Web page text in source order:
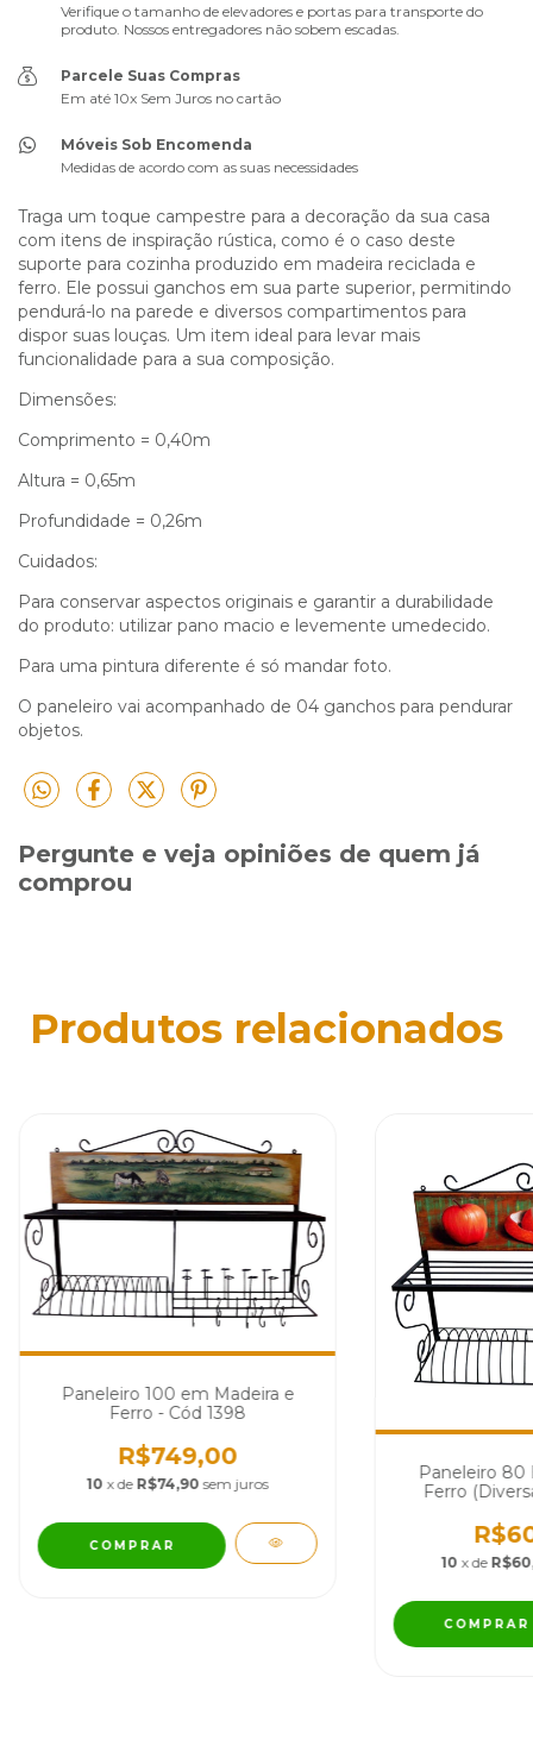
Verifique o tamanho de elevadores e portas para transporte do
produto. Nossos entregadores não sobem escadas.
Parcele Suas Compras
Em até 10x Sem Juros no cartão
Móveis Sob Encomenda
Medidas de acordo com as suas necessidades
Traga um toque campestre para a decoração da sua casa
com itens de inspiração rústica, como é o caso deste
suporte para cozinha produzido em madeira reciclada e
ferro. Ele possui ganchos em sua parte superior, permitindo
pendurá-lo na parede e diversos compartimentos para
dispor suas louças. Um item ideal para levar mais
funcionalidade para a sua composição.
Dimensões:
Comprimento = 0,40m
Altura = 0,65m
Profundidade = 0,26m
Cuidados:
Para conservar aspectos originais e garantir a durabilidade
do produto: utilizar pano macio e levemente umedecido.
Para uma pintura diferente é só mandar foto.
O paneleiro vai acompanhado de 04 ganchos para pendurar
objetos.
Pergunte e veja opiniões de quem já
comprou
Produtos relacionados
Paneleiro 100 em Madeira e
Ferro - Cód 1398
R$749,00
10 x de R$74,90 sem juros
Paneleiro 80
Ferro
10 x de